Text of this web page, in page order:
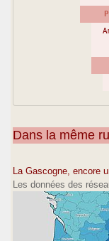
Dans la même
La Gascogne, encore
Les données des